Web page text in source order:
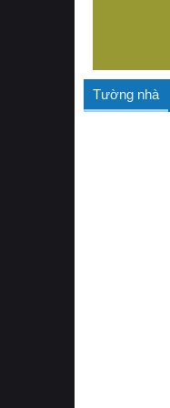
Tường nhà